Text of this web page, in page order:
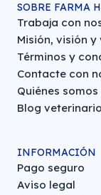
SOBRE FARMA
Trabaja con
Misión, visión y
Términos y
Contacte con
Quiénes somos
Blog veterinario
INFORMACIÓN
Pago seguro
Aviso legal